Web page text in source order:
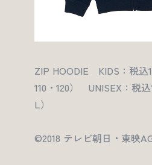
ZIP HOODIE KIDS：税込
110・120） UNISEX：税込
L）
©2018 テレビ朝日・東映